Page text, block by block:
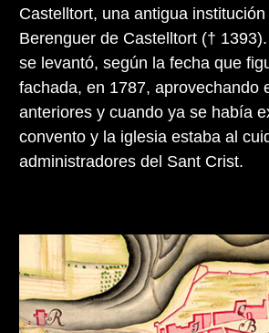
Castelltort, una antigua
Berenguer de Castelltort (†
se levantó, según la fecha que
fachada, en 1787, aprovechando
anteriores y cuando ya se había
convento y la iglesia estaba al
administradores del Sant Crist.